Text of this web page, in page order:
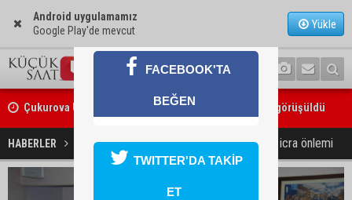
Android uygulamamız
Google Play'de mevcut
Yükle
Çukurova Üniversitesi’nde Ar-Ge ve sanayi iş birliği görüşüldü
Seyhan’da gıda işletmelerine sıkı denetim
HABERLER SİYASET Seyhan Belediye Meclisi’nden icra önlemi
FACEBOOK'TA
BEĞEN
TWITTER'DA TAKİP
ET